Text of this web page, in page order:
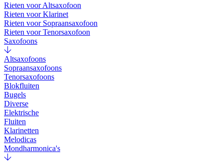
Rieten voor Altsaxofoon
Rieten voor Klarinet
Rieten voor Sopraansaxofoon
Rieten voor Tenorsaxofoon
Saxofoons
Altsaxofoons
Sopraansaxofoons
Tenorsaxofoons
Blokfluiten
Bugels
Diverse
Elektrische
Fluiten
Klarinetten
Melodicas
Mondharmonica's